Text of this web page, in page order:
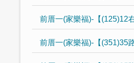
前厝一(家樂福)-【(125)12右
前厝一(家樂福)-【(351)35